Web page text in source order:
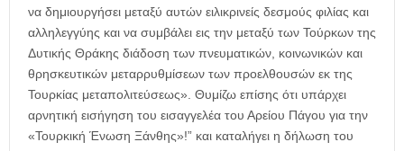
να δημιουργήσει μεταξύ αυτών ειλικρινείς δεσμούς φιλίας και
αλληλεγγύης και να συμβάλει εις την μεταξύ των Τούρκων της
Δυτικής Θράκης διάδοση των πνευματικών, κοινωνικών και
θρησκευτικών μεταρρυθμίσεων των προελθουσών εκ της
Τουρκίας μεταπολιτεύσεως». Θυμίζω επίσης ότι υπάρχει
αρνητική εισήγηση του εισαγγελέα του Αρείου Πάγου για την
«Τουρκική Ένωση Ξάνθης»!” και καταλήγει η δήλωση του